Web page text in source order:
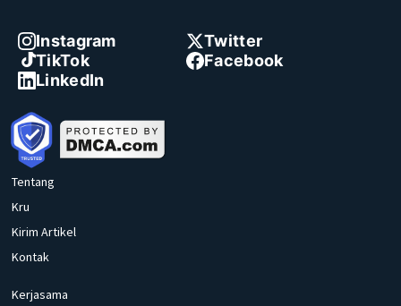
Instagram
Twitter
TikTok
Facebook
LinkedIn
Tentang
Kru
Kirim Artikel
Kontak
Kerjasama